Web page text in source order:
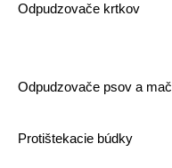
Odpudzovače krtkov
Odpudzovače psov a
Protištekacie búdky